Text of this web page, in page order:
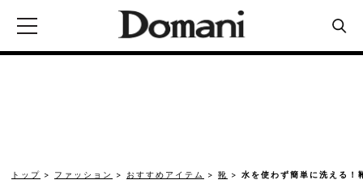
トップ ファッション おすすめアイテム 靴 水を使わず簡単に洗える